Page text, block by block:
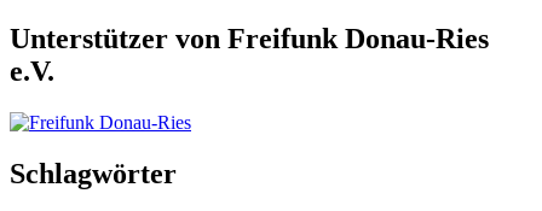
Unterstützer von Freifunk Donau-Ries
e.V.
Schlagwörter